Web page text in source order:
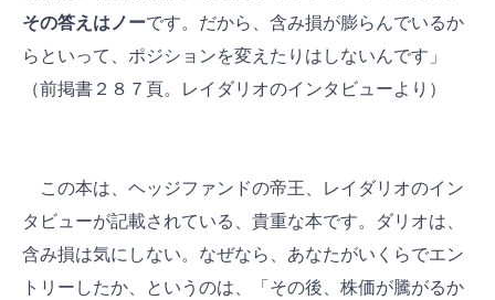
その答えはノーです。だから、含み損が膨らんでいるか
らといって、ポジションを変えたりはしないんです」
（前掲書２８７頁。レイダリオのインタビューより）
この本は、ヘッジファンドの帝王、レイダリオのイン
タビューが記載されている、貴重な本です。ダリオは、
含み損は気にしない。なぜなら、あなたがいくらでエン
トリーしたか、というのは、「その後、株価が騰がるか